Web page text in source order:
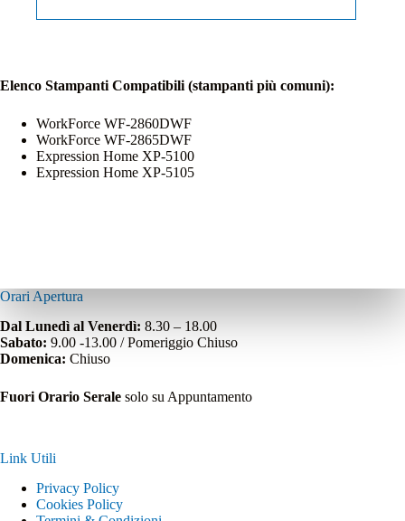
Elenco Stampanti Compatibili (stampanti più comuni):
WorkForce WF-2860DWF
WorkForce WF-2865DWF
Expression Home XP-5100
Expression Home XP-5105
Orari Apertura
Dal Lunedì al Venerdì: 8.30 – 18.00
Sabato: 9.00 -13.00 / Pomeriggio Chiuso
Domenica: Chiuso
Fuori Orario Serale solo su Appuntamento
Link Utili
Privacy Policy
Cookies Policy